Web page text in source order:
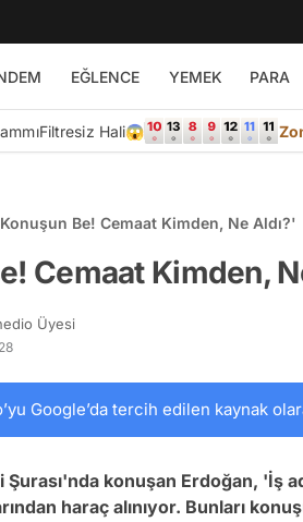
EĞLENCE YEMEK PARA
Filtresiz Hali😱
Be! Cemaat Kimden, Ne Aldı?'
Cemaat Kimden,
Üyesi
Google’da tercih edilen kaynak
Şurası'nda konuşan Erdoğan, 'İş
haraç alınıyor. Bunları